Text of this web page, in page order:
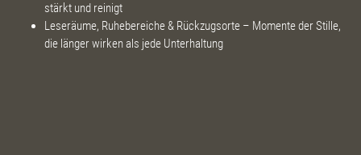
stärkt und reinigt
Leseräume, Ruhebereiche & Rückzugsorte – Momente der Stille,
die länger wirken als jede Unterhaltung